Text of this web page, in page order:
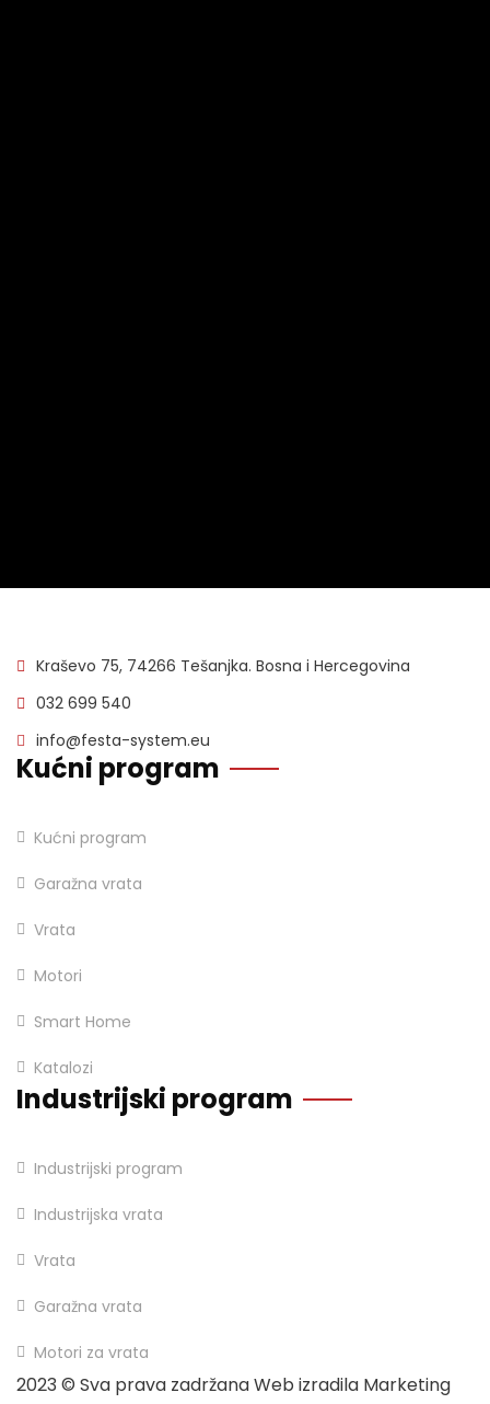
Kraševo 75, 74266 Tešanjka. Bosna i Hercegovina
032 699 540
info@festa-system.eu
Kućni program
Kućni program
Garažna vrata
Vrata
Motori
Smart Home
Katalozi
Industrijski program
Industrijski program
Industrijska vrata
Vrata
Garažna vrata
Motori za vrata
2023 © Sva prava zadržana Web izradila Marketing